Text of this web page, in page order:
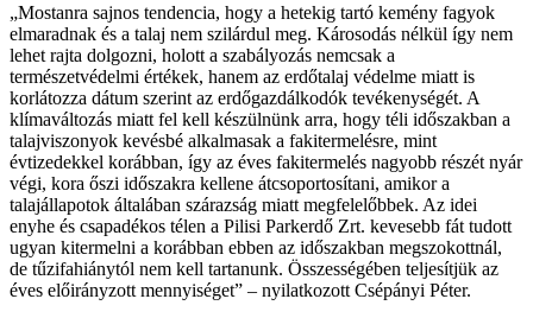
„Mostanra sajnos tendencia, hogy a hetekig tartó kemény fagyok
elmaradnak és a talaj nem szilárdul meg. Károsodás nélkül így nem
lehet rajta dolgozni, holott a szabályozás nemcsak a
természetvédelmi értékek, hanem az erdőtalaj védelme miatt is
korlátozza dátum szerint az erdőgazdálkodók tevékenységét. A
klímaváltozás miatt fel kell készülnünk arra, hogy téli időszakban a
talajviszonyok kevésbé alkalmasak a fakitermelésre, mint
évtizedekkel korábban, így az éves fakitermelés nagyobb részét nyár
végi, kora őszi időszakra kellene átcsoportosítani, amikor a
talajállapotok általában szárazság miatt megfelelőbbek. Az idei
enyhe és csapadékos télen a Pilisi Parkerdő Zrt. kevesebb fát tudott
ugyan kitermelni a korábban ebben az időszakban megszokottnál,
de tűzifahiánytól nem kell tartanunk. Összességében teljesítjük az
éves előirányzott mennyiséget” – nyilatkozott Csépányi Péter.